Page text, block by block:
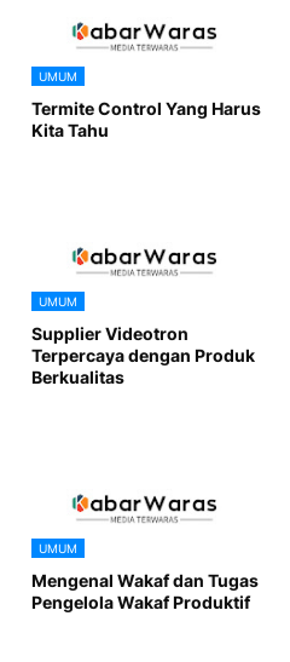
UMUM
Termite Control Yang Harus
Kita Tahu
UMUM
Supplier Videotron
Terpercaya dengan Produk
Berkualitas
UMUM
Mengenal Wakaf dan Tugas
Pengelola Wakaf Produktif